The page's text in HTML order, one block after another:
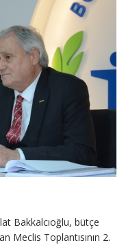
Bakkalcıoğlu, bütçe
Meclis Toplantısının 2.